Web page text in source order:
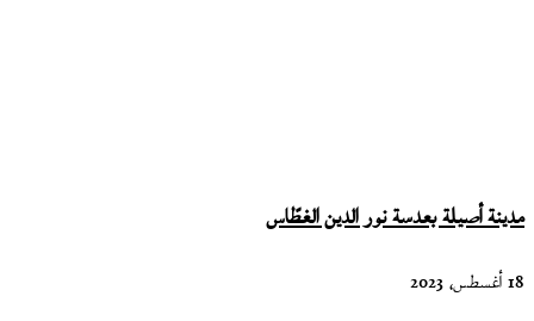
مدينة أصيلة بعدسة نور الدين الغطّاس
18 أغسطس، 2023